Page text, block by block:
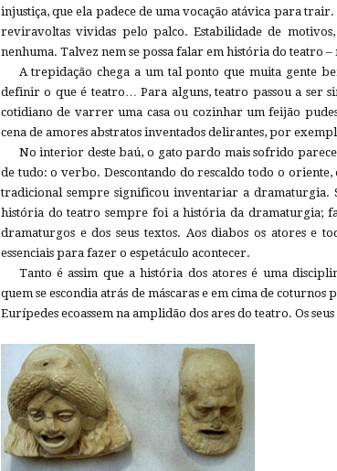
injustiça, que ela padece de uma vocação atávica para
reviravoltas vividas pelo palco. Estabilidade de motivos,
nenhuma. Talvez nem se possa falar em história do teatro –
A trepidação chega a um tal ponto que muita gente
definir o que é teatro… Para alguns, teatro passou a ser
cotidiano de varrer uma casa ou cozinhar um feijão
cena de amores abstratos inventados delirantes, por
No interior deste baú, o gato pardo mais sofrido
de tudo: o verbo. Descontando do rescaldo todo o
tradicional sempre significou inventariar a dramaturgia.
história do teatro sempre foi a história da dramaturgia;
dramaturgos e dos seus textos. Aos diabos os atores e
essenciais para fazer o espetáculo acontecer.
Tanto é assim que a história dos atores é uma
quem se escondia atrás de máscaras e em cima de
Eurípedes ecoassem na amplidão dos ares do teatro. Os